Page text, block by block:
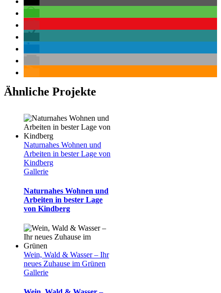
Ähnliche Projekte
Naturnahes Wohnen und
Arbeiten in bester Lage von
Kindberg
Gallerie
Naturnahes Wohnen und
Arbeiten in bester Lage
von Kindberg
Wein, Wald & Wasser – Ihr
neues Zuhause im Grünen
Gallerie